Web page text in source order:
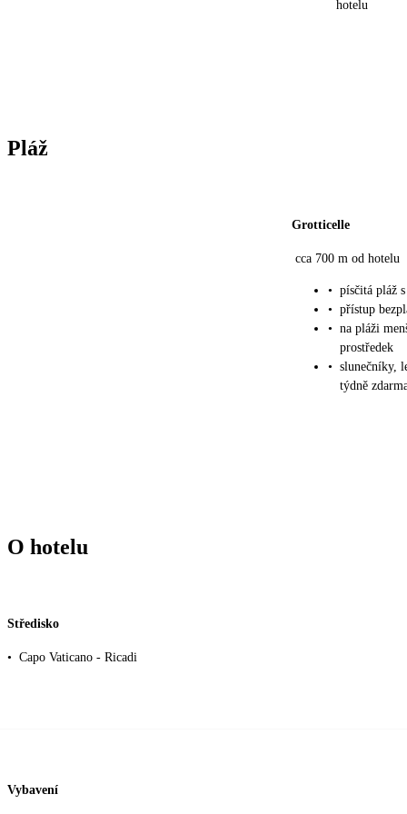
hotelu
Pláž
Grotticelle
cca 700 m od hotelu
• písčitá pláž
• přístup
• na pláži
prostředek
• slunečníky,
týdně
O hotelu
Středisko
• Capo Vaticano - Ricadi
Vybavení